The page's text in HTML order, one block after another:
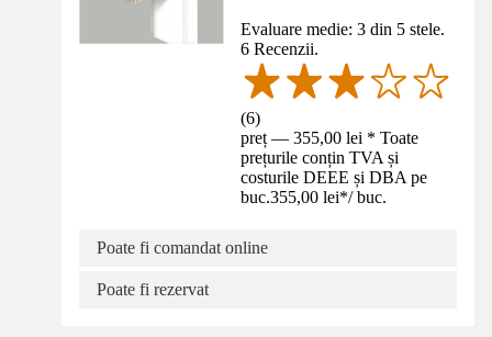
Evaluare medie: 3 din 5 stele.
6 Recenzii.
(6)
preț — 355,00 lei * Toate
prețurile conțin TVA și
costurile DEEE și DBA pe
buc.355,00 lei*/ buc.
Poate fi comandat online
Poate fi rezervat